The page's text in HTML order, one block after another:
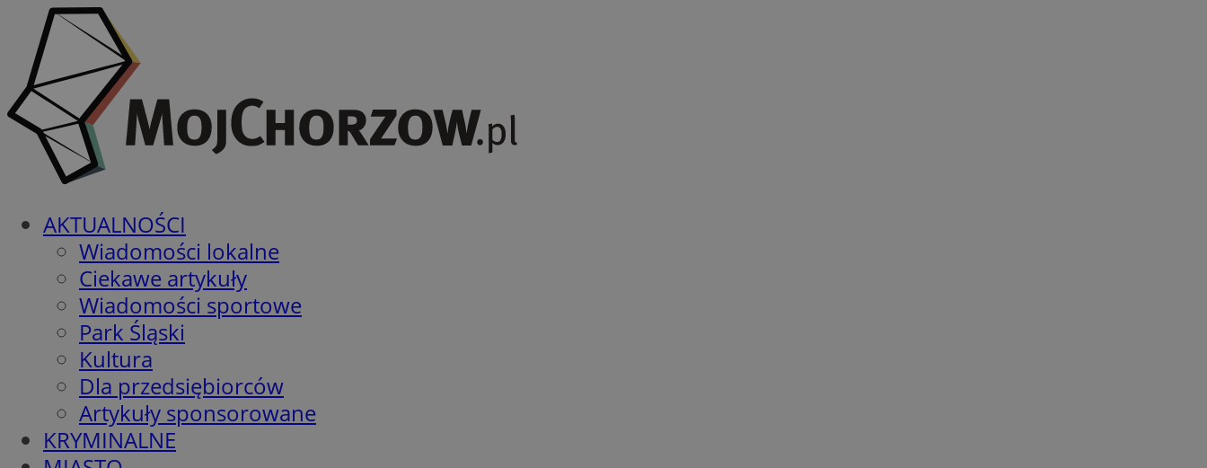
AKTUALNOŚCI
Wiadomości lokalne
Ciekawe artykuły
Wiadomości sportowe
Park Śląski
Kultura
Dla przedsiębiorców
Artykuły sponsorowane
KRYMINALNE